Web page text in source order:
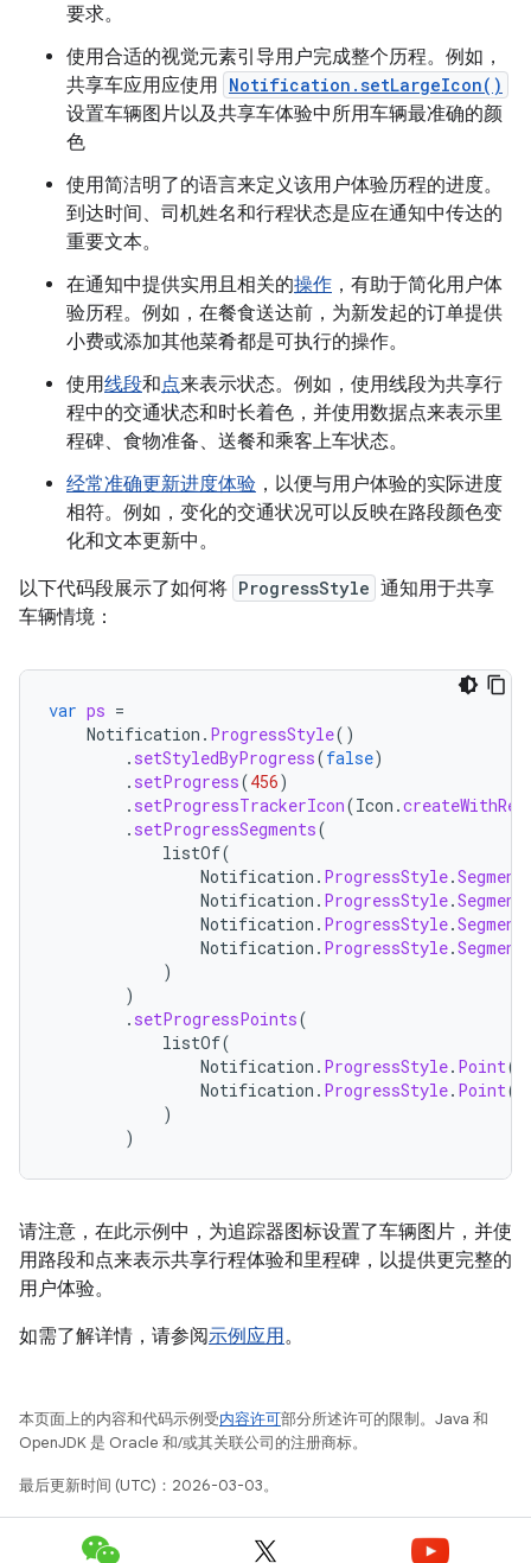
要求。
使用合适的视觉元素引导用户完成整个历程。例如，
共享车应用应使用 Notification.setLargeIcon()
设置车辆图片以及共享车体验中所用车辆最准确的颜
色
使用简洁明了的语言来定义该用户体验历程的进度。
到达时间、司机姓名和行程状态是应在通知中传达的
重要文本。
在通知中提供实用且相关的操作 ，有助于简化用户体
验历程。例如，在餐食送达前，为新发起的订单提供
小费或添加其他菜肴都是可执行的操作。
使用线段和点来表示状态。例如，使用线段为共享行
程中的交通状态和时长着色，并使用数据点来表示里
程碑、食物准备、送餐和乘客上车状态。
经常准确更新进度体验 ，以便与用户体验的实际进度
相符。例如，变化的交通状况可以反映在路段颜色变
化和文本更新中。
以下代码段展示了如何将 ProgressStyle 通知用于共享
车辆情境：
var ps =
Notification . ProgressStyle()
. setStyledByProgress(false)
. setProgress(456)
. setProgressTrackerIcon(Icon .
. setProgressSegments(
listOf(
Notification . ProgressStyle.Segment
Notification . ProgressStyle.Segment
Notification . ProgressStyle.Segment
Notification . ProgressStyle.Segment
)
)
. setProgressPoints(
listOf(
Notification . ProgressStyle. Point(
Notification . ProgressStyle. Point(
)
)
请注意，在此示例中，为追踪器图标设置了车辆图片，并使
用路段和点来表示共享行程体验和里程碑，以提供更完整的
用户体验。
如需了解详情，请参阅示例应用。
本页面上的内容和代码示例受内容许可部分所述许可的限制。Java 和
OpenJDK 是 Oracle 和/或其关联公司的注册商标。
最后更新时间 (UTC)：2026-03-03。